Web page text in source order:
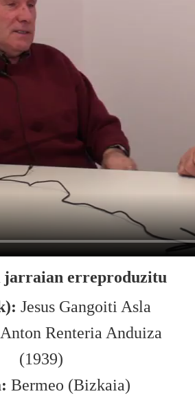
jarraian erreproduzitu
Jesus Gangoiti Asla
Renteria Anduiza
(1939)
Bermeo (Bizkaia)